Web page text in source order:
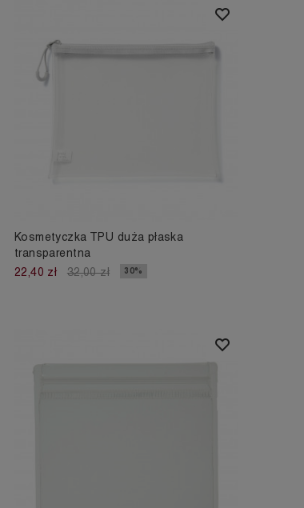
Kosmetyczka TPU duża płaska
transparentna
22,40 zł
32,00 zł 30%